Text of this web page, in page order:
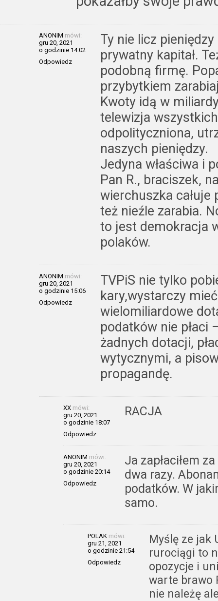
ANONIM mówi:
gru 20, 2021
o godzinie 14:02
Odpowiedz
Ty nie licz
prywatny kapitał.
podobną firmę.
przybytkiem
Kwoty idą w
telewizja
odpolityczniona,
naszych pieniędzy.
Jedyna właściwa i
Pan R., braciszek,
wierchuszka
też nieźle zarabia.
to jest demokracja
polaków.
ANONIM mówi:
gru 20, 2021
o godzinie 15:06
Odpowiedz
TVPiS nie tylko
kary,wystarczy
wielomiliardowe
podatków nie płaci
żadnych dotacji,
wytycznymi, a
propagandę.
XX mówi:
gru 20, 2021
o godzinie 18:07
Odpowiedz
RACJA
ANONIM mówi:
gru 20, 2021
o godzinie 20:14
Odpowiedz
Ja zapłaciłem
dwa razy.
podatków. W
samo.
POLAK mówi:
gru 21, 2021
o godzinie 21:54
Odpowiedz
Myślę ze jak
rurociągi to
opozycje i
warte brawo
nie należę